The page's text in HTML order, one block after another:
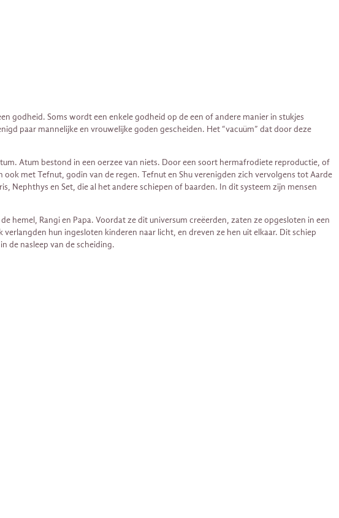
godheid. Soms wordt een enkele godheid op de een of andere manier in stukjes
paar mannelijke en vrouwelijke goden gescheiden. Het “vacuüm” dat door deze
Atum bestond in een oerzee van niets. Door een soort hermafrodiete reproductie, of
met Tefnut, godin van de regen. Tefnut en Shu verenigden zich vervolgens tot Aarde
Nephthys en Set, die al het andere schiepen of baarden. In dit systeem zijn mensen
hemel, Rangi en Papa. Voordat ze dit universum creëerden, zaten ze opgesloten in een
hun ingesloten kinderen naar licht, en dreven ze hen uit elkaar. Dit schiep
de nasleep van de scheiding.